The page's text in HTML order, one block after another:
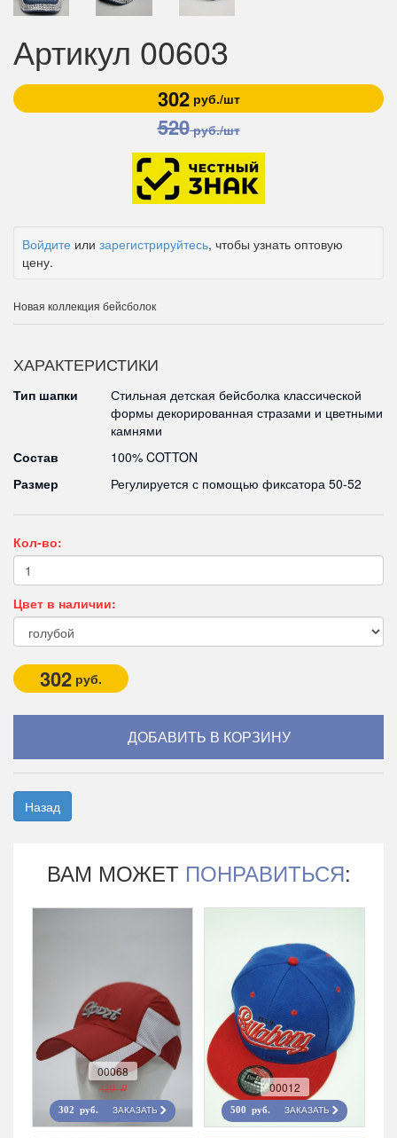
Артикул 00603
302руб./шт
520руб./шт
Войдите или зарегистрируйтесь, чтобы узнать оптовую
цену.
Новая коллекция бейсболок
ХАРАКТЕРИСТИКИ
Тип шапки
Стильная детская бейсболка классической
формы декорированная стразами и цветными
камнями
Состав
100% COTTON
Размер
Регулируется с помощью фиксатора 50-52
Кол-во:
Цвет в наличии:
302 руб.
Назад
ВАМ МОЖЕТ ПОНРАВИТЬСЯ:
00068
420 r
302 руб. ЗАКАЗАТЬ
00012
500 руб. ЗАКАЗАТЬ